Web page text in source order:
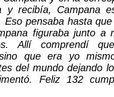
y recibía, Campana
Eso pensaba hasta
figuraba junto a
Allí comprendí
que era yo
del mundo dejando
Feliz 132